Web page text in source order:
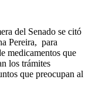
del Senado se citó
Pereira, para
medicamentos que
los trámites
que preocupan al